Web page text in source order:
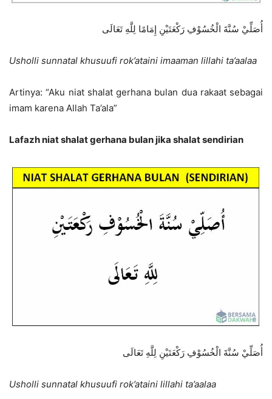
أُصَلِّيْ سُنَّةَ الْخُسُوْفِ رَكْعَتَيْنِ إِمَامًا لِلَّهِ تَعَالَى
Usholli sunnatal khusuufi rok’ataini imaaman lillahi ta’aalaa
Artinya: “Aku niat shalat gerhana bulan dua rakaat sebagai
imam karena Allah Ta’ala”
Lafazh niat shalat gerhana bulan jika shalat sendirian
أُصَلِّيْ سُنَّةَ الْخُسُوْفِ رَكْعَتَيْنِ لِلَّهِ تَعَالَى
Usholli sunnatal khusuufi rok’ataini lillahi ta’aalaa